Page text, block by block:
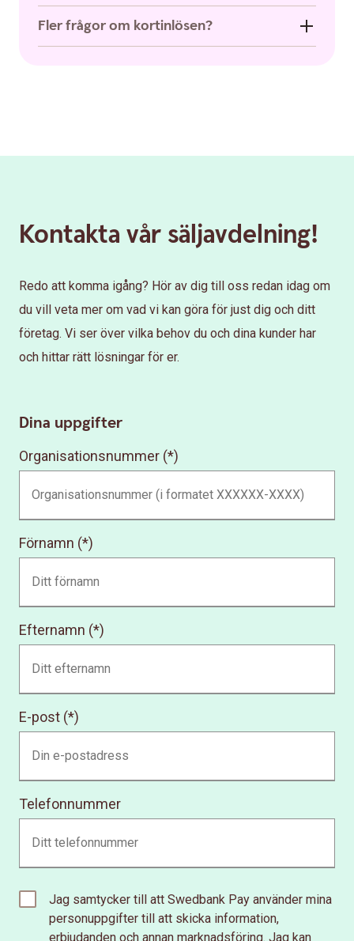
Fler frågor om kortinlösen?
Kontakta vår säljavdelning!
Redo att komma igång? Hör av dig till oss redan idag om
du vill veta mer om vad vi kan göra för just dig och ditt
företag. Vi ser över vilka behov du och dina kunder har
och hittar rätt lösningar för er.
Dina uppgifter
Organisationsnummer
Förnamn
Efternamn
E-post
Telefonnummer
Jag samtycker till att Swedbank Pay använder mina
personuppgifter till att skicka information,
erbjudanden och annan marknadsföring. Jag kan